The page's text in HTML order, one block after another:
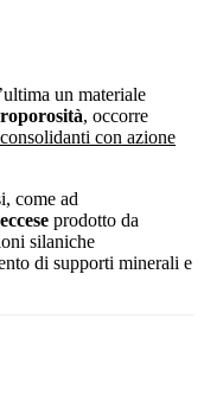
un materiale
, occorre
con azione
come ad
prodotto da
silaniche
di supporti minerali e